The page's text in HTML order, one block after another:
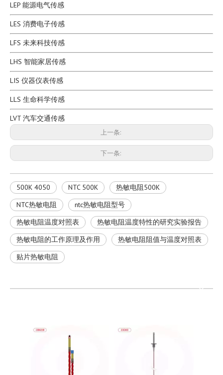
LEP 能源电气传感
LES 消费电子传感
LFS 未来科技传感
LHS 智能家居传感
LIS 仪器仪表传感
LLS 生命科学传感
LVT 汽车交通传感
上一条:
下一条:
500K 4050 NTC 500K
热敏电阻500K
NTC热敏电阻
ntc热敏电阻型号
热敏电阻温度对照表
热敏电阻温度特性的研究实验报告
热敏电阻的工作原理及作用
热敏电阻阻值与温度对照表
贴片热敏电阻
MEB 2K 2.252K 2.7K 2.9K 3470 3380 3950 环氧NTC漆包线热敏电阻
型号：
MEB13
MEB 4K 4.7K 5K 5.5K 6.8K 8K 3380 3470 3950 NTC 热敏电阻元件